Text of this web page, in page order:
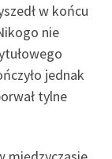
w końcu
nie
jednak
tylne